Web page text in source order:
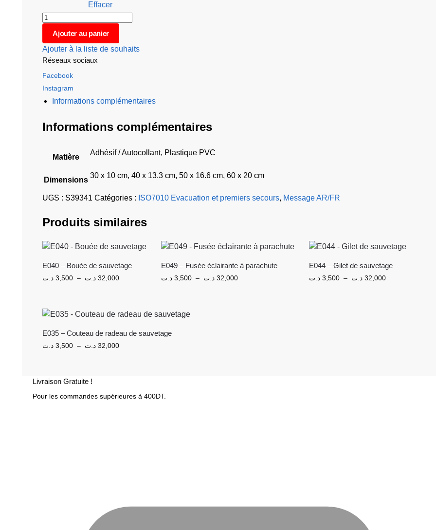
Effacer
Ajouter au panier
Ajouter à la liste de souhaits
Réseaux sociaux
Facebook
Instagram
Informations complémentaires
Informations complémentaires
Matière
Adhésif / Autocollant, Plastique PVC
Dimensions
30 x 10 cm, 40 x 13.3 cm, 50 x 16.6 cm, 60 x 20 cm
UGS : S39341 Catégories : ISO7010 Evacuation et premiers secours, Message AR/FR
Produits similaires
E040 – Bouée de sauvetage
3,500 د.ت – 32,000 د.ت
E049 – Fusée éclairante à parachute
3,500 د.ت – 32,000 د.ت
E044 – Gilet de sauvetage
3,500 د.ت – 32,000 د.ت
E035 – Couteau de radeau de sauvetage
3,500 د.ت – 32,000 د.ت
Livraison Gratuite !
Pour les commandes supérieures à 400DT.